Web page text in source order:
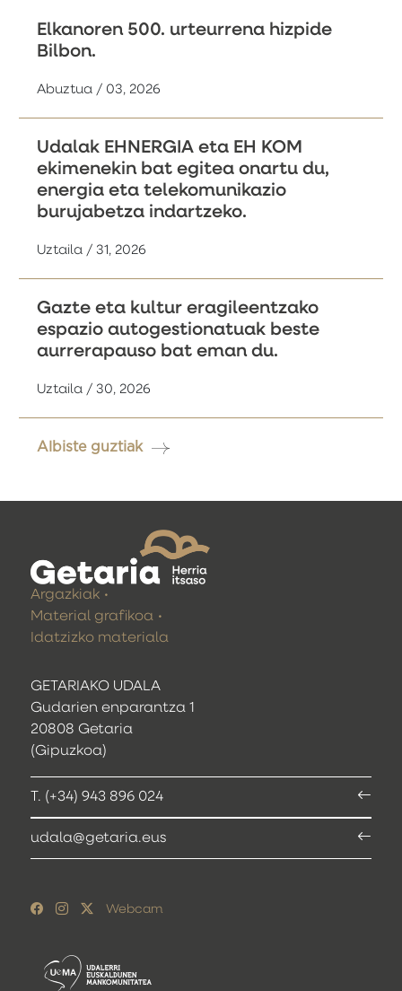
Elkanoren 500. urteurrena hizpide
Bilbon.
Abuztua / 03, 2026
Udalak EHNERGIA eta EH KOM
ekimenekin bat egitea onartu du,
energia eta telekomunikazio
burujabetza indartzeko.
Uztaila / 31, 2026
Gazte eta kultur eragileentzako
espazio autogestionatuak beste
aurrerapauso bat eman du.
Uztaila / 30, 2026
Albiste guztiak
GETARIAKO UDALA
Gudarien enparantza 1
20808 Getaria
(Gipuzkoa)
T. (+34) 943 896 024
udala@getaria.eus
Argazkiak
Material grafikoa
Idatzizko materiala
Webcam